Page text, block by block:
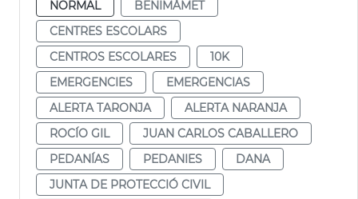
NORMAL
BENIMÀMET
CENTRES ESCOLARS
CENTROS ESCOLARES
10K
EMERGENCIES
EMERGENCIAS
ALERTA TARONJA
ALERTA NARANJA
ROCÍO GIL
JUAN CARLOS CABALLERO
PEDANÍAS
PEDANIES
DANA
JUNTA DE PROTECCIÓ CIVIL